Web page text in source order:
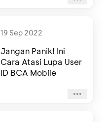
19 Sep 2022
Jangan Panik! Ini
Cara Atasi Lupa User
ID BCA Mobile